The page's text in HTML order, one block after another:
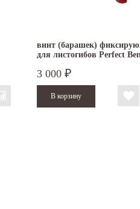
винт (барашек)
для листогибов Perfect
3 000 ₽